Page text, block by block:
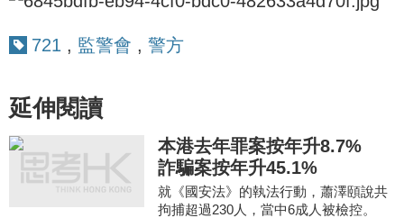
721 , 監警會 , 警方
延伸閱讀
本港去年罪案按年升8.7%
詐騙案按年升45.1%
就《國安法》的執法行動，蕭澤頤說共
拘捕超過230人，當中6成人被檢控。